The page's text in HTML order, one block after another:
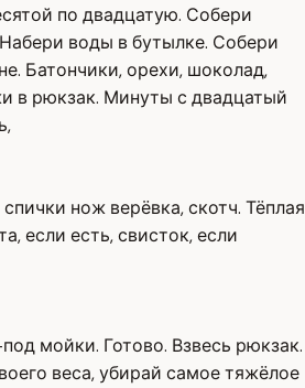
по двадцатую. Собери
воды в бутылке. Собери
Батончики, орехи, шоколад,
в рюкзак. Минуты с двадцатый
нож верёвка, скотч. Тёплая
если есть, свисток, если
мойки. Готово. Взвесь рюкзак.
веса, убирай самое тяжёлое